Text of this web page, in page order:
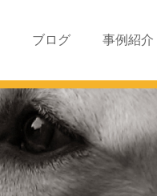
ブログ 事例紹介